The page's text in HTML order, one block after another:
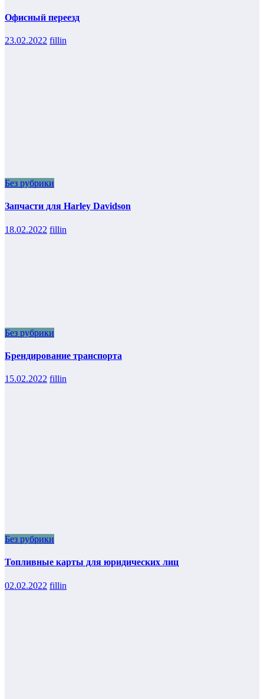
Офисный переезд
23.02.2022 fillin
Без рубрики
Запчасти для Harley Davidson
18.02.2022 fillin
Без рубрики
Брендирование транспорта
15.02.2022 fillin
Без рубрики
Топливные карты для юридических лиц
02.02.2022 fillin